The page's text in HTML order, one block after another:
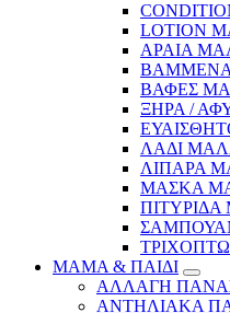
LOTION
ΑΡΑΙΑ
ΒΑΦΕΣ
ΞΗΡΑ /
ΛΑΔΙ
ΛΙΠΑΡΑ
ΜΑΣΚΑ
ΜΑΜΑ & ΠΑΙΔΙ
ΑΛΛΑΓΗ
ΑΝΤΗΛΙΑΚΑ